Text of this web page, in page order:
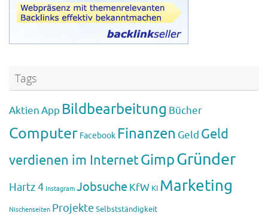
Tags
AktienApp Bildbearbeitung Bücher
Computer Facebook Finanzen Geld Geld
verdienen im InternetGimpGründer
Hartz 4 Instagram Jobsuche KfW KI Marketing
Nischenseiten Projekte Selbstständigkeit